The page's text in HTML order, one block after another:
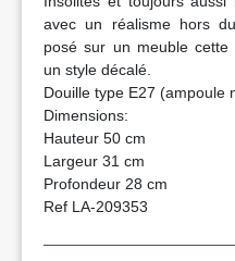
avec un réalisme hors
posé sur un meuble cette
un style décalé.
Douille type E27 (ampoule
Dimensions:
Hauteur 50 cm
Largeur 31 cm
Profondeur 28 cm
Ref LA-209353